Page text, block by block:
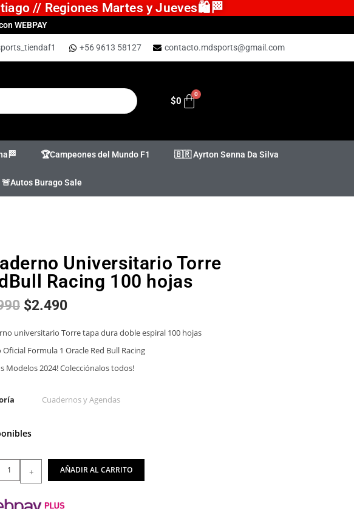
// Regiones Martes y Jueves🛍️🏁
WEBPAY
+56 9613 58127 contacto.mdsports@gmail.com
$0
🏆Campeones del Mundo F1 🇧🇷 Ayrton Senna Da Silva
🚨Autos Burago Sale
Universitario Torre
Racing 100 hojas
$2.490
universitario Torre tapa dura doble espiral 100 hojas
Oficial Formula 1 Oracle Red Bull Racing
Modelos 2024! Colecciónalos todos!
Cuadernos y Agendas
+ AÑADIR AL CARRITO